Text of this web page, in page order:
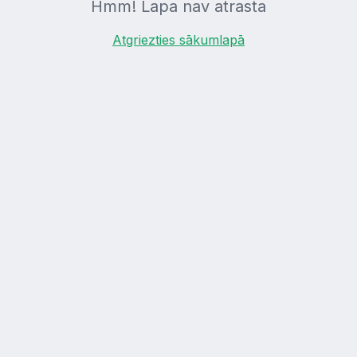
Hmm! Lapa nav atrasta
Atgriezties sākumlapā